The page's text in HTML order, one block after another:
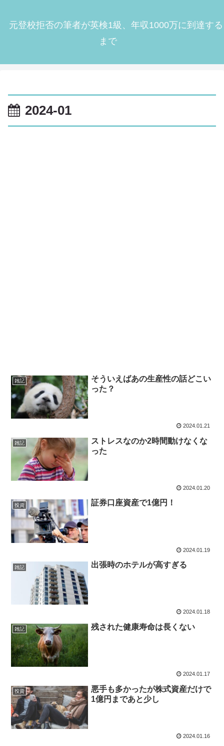
元登校拒否の筆者が英検1級、年収1000万に到達する
まで
2024-01
雑記
そういえばあの生産性の話どこい
った？
2024.01.21
雑記
ストレスなのか2時間動けなくな
った
2024.01.20
投資 証券口座資産で1億円！
2024.01.19
雑記 出張時のホテルが高すぎる
2024.01.18
雑記 残された健康寿命は長くない
2024.01.17
投資
悪手も多かったが株式資産だけで
1億円まであと少し
2024.01.16